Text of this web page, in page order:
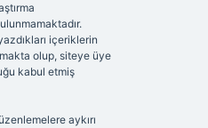
içeriklerin
olup, siteye üye
kabul etmiş
aykırı